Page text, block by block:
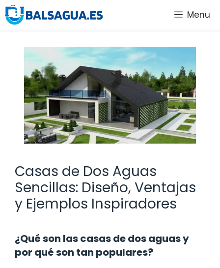
Saltar
al
Menu
Casas de Dos Aguas
Sencillas: Diseño, Ventajas
y Ejemplos Inspiradores
¿Qué son las casas de dos aguas y
por qué son tan populares?